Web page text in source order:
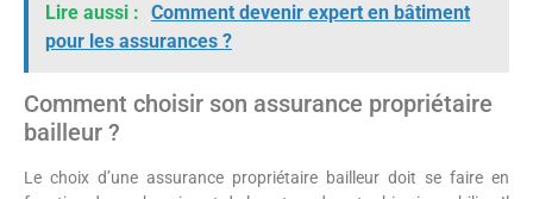
Lire aussi : Comment devenir expert en bâtiment
pour les assurances ?
Comment choisir son assurance propriétaire
bailleur ?
Le choix d’une assurance propriétaire bailleur doit se faire en